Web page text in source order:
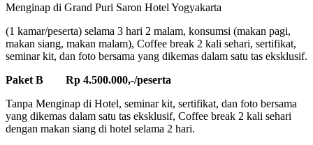
Menginap di Grand Puri Saron Hotel Yogyakarta
(1 kamar/peserta) selama 3 hari 2 malam, konsumsi (makan pagi,
makan siang, makan malam), Coffee break 2 kali sehari, sertifikat,
seminar kit, dan foto bersama yang dikemas dalam satu tas eksklusif.
Paket B Rp 4.500.000,-/peserta
Tanpa Menginap di Hotel, seminar kit, sertifikat, dan foto bersama
yang dikemas dalam satu tas eksklusif, Coffee break 2 kali sehari
dengan makan siang di hotel selama 2 hari.